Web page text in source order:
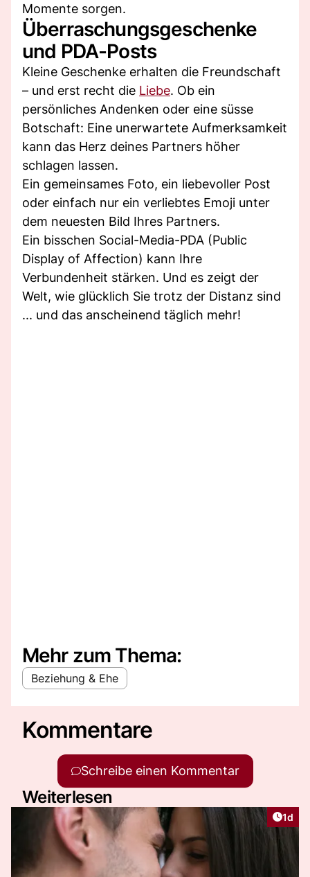
Momente sorgen.
Überraschungsgeschenke
und PDA-Posts
Kleine Geschenke erhalten die Freundschaft
– und erst recht die Liebe. Ob ein
persönliches Andenken oder eine süsse
Botschaft: Eine unerwartete Aufmerksamkeit
kann das Herz deines Partners höher
schlagen lassen.
Ein gemeinsames Foto, ein liebevoller Post
oder einfach nur ein verliebtes Emoji unter
dem neuesten Bild Ihres Partners.
Ein bisschen Social-Media-PDA (Public
Display of Affection) kann Ihre
Verbundenheit stärken. Und es zeigt der
Welt, wie glücklich Sie trotz der Distanz sind
... und das anscheinend täglich mehr!
Mehr zum Thema:
Beziehung & Ehe
Kommentare
Schreibe einen Kommentar
Weiterlesen
1d